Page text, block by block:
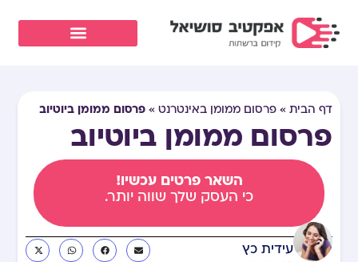
דף הבית »פרסום ממומן באינטרנט »פרסום ממומן ביוטיוב
פרסום ממומן ביוטיוב
השאר פרטים עכשיו!
כי העסק שלך שווה יותר.
עידית כץ